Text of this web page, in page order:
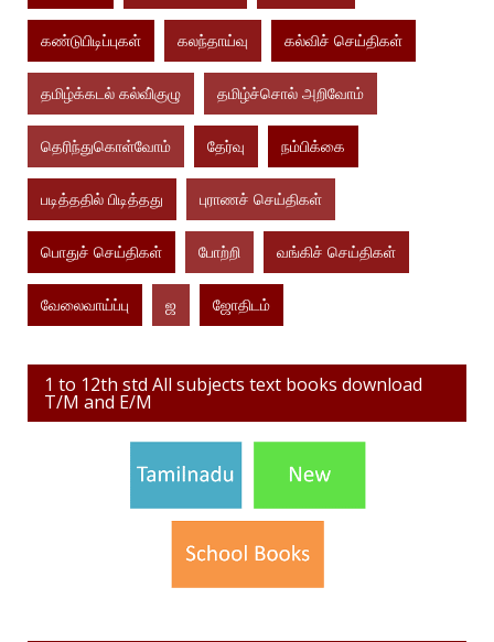
கண்டுபிடிப்புகள் கலந்தாய்வு கல்விச் செய்திகள்
தமிழ்க்கடல் கல்வி்குழு தமிழ்ச்சொல் அறிவோம்
தெரிந்துகொள்வோம் தேர்வு நம்பிக்கை
படித்ததில் பிடித்தது புராணச் செய்திகள்
பொதுச் செய்திகள் போற்றி வங்கிச் செய்திகள்
வேலைவாய்ப்பு ஜ ஜோதிடம்
1 to 12th std All subjects text books download
T/M and E/M